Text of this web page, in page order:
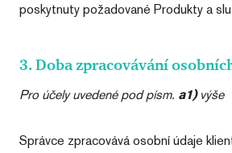
poskytnuty požadované Produkty a
3. Doba zpracovávání
Pro účely uvedené pod písm. a1)výše
Správce zpracovává osobní údaje